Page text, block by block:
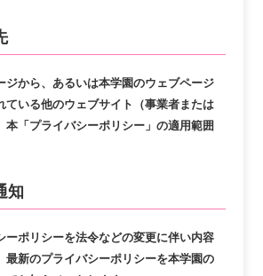
ジから、あるいは本学園のウェブページ
ている他のウェブサイト（事業者または
本「プライバシーポリシー」の適用範囲
知
ーポリシーを法令などの変更に伴い内容
最新のプライバシーポリシーを本学園の